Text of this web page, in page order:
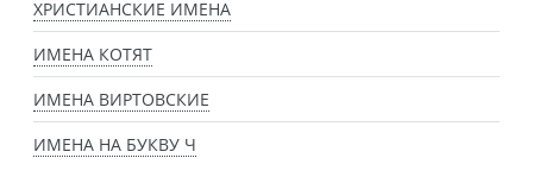
ХРИСТИАНСКИЕ ИМЕНА
ИМЕНА КОТЯТ
ИМЕНА ВИРТОВСКИЕ
ИМЕНА НА БУКВУ Ч